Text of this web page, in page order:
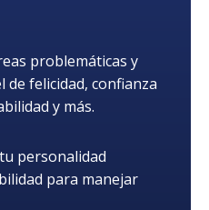
problemáticas y
de felicidad, confianza
y más.
personalidad
para manejar